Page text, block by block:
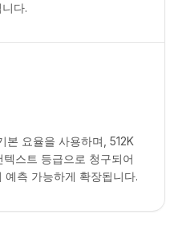
다.
본 요율을 사용하며, 512K
스트 등급으로 청구되어
예측 가능하게 확장됩니다.